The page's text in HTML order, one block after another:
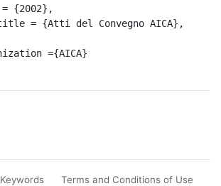
Keywords
Terms and Conditions of Use